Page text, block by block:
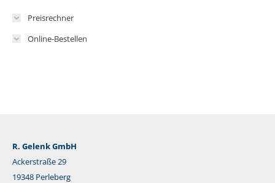
Preisrechner
Online-Bestellen
R. Gelenk GmbH
Ackerstraße 29
19348 Perleberg